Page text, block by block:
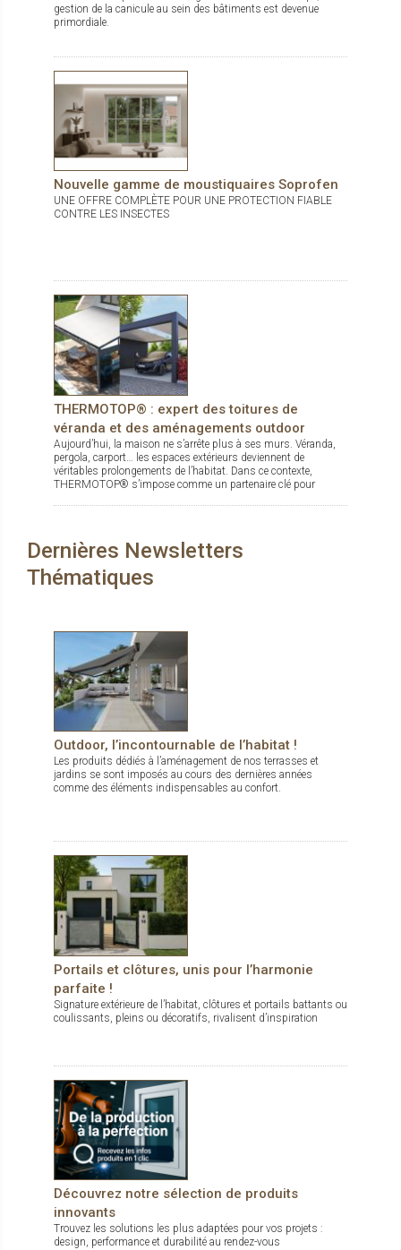
gestion de la canicule au sein des bâtiments est devenue
primordiale.
Nouvelle gamme de moustiquaires Soprofen
UNE OFFRE COMPLÈTE POUR UNE PROTECTION FIABLE
CONTRE LES INSECTES
THERMOTOP® : expert des toitures de
véranda et des aménagements outdoor
Aujourd’hui, la maison ne s’arrête plus à ses murs. Véranda,
pergola, carport… les espaces extérieurs deviennent de
véritables prolongements de l’habitat. Dans ce contexte,
THERMOTOP® s’impose comme un partenaire clé pour
Dernières Newsletters
Thématiques
Outdoor, l’incontournable de l’habitat !
Les produits dédiés à l’aménagement de nos terrasses et
jardins se sont imposés au cours des dernières années
comme des éléments indispensables au confort.
Portails et clôtures, unis pour l’harmonie
parfaite !
Signature extérieure de l’habitat, clôtures et portails battants ou
coulissants, pleins ou décoratifs, rivalisent d’inspiration
Découvrez notre sélection de produits
innovants
Trouvez les solutions les plus adaptées pour vos projets :
design, performance et durabilité au rendez-vous